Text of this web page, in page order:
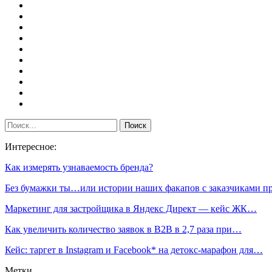
Интересное:
Как измерять узнаваемость бренда?
Без бумажки ты…или истории наших факапов с заказчиками
Маркетинг для застройщика в Яндекс Директ — кейс ЖК…
Как увеличить количество заявок в B2B в 2,7 раза при…
Кейс: таргет в Instagram и Facebook* на детокс-марафон для…